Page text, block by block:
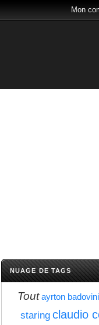
Mon
NUAGE DE TAGS
Tout ayrton badovini
staring claudio